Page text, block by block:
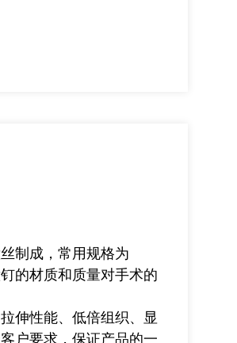
制成，常用规格为
材质和质量对手术的
伸性能、低倍组织、显